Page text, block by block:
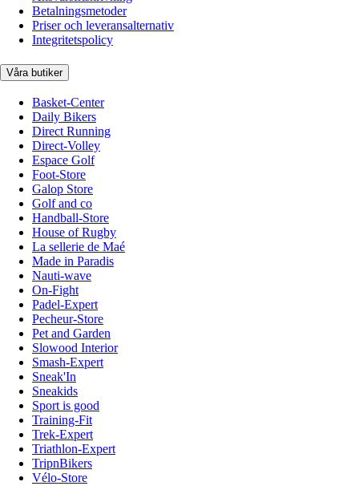
Betalningsmetoder
Priser och leveransalternativ
Integritetspolicy
Våra butiker
Basket-Center
Daily Bikers
Direct Running
Direct-Volley
Espace Golf
Foot-Store
Galop Store
Golf and co
Handball-Store
House of Rugby
La sellerie de Maé
Made in Paradis
Nauti-wave
On-Fight
Padel-Expert
Pecheur-Store
Pet and Garden
Slowood Interior
Smash-Expert
Sneak'In
Sneakids
Sport is good
Training-Fit
Trek-Expert
Triathlon-Expert
TripnBikers
Vélo-Store